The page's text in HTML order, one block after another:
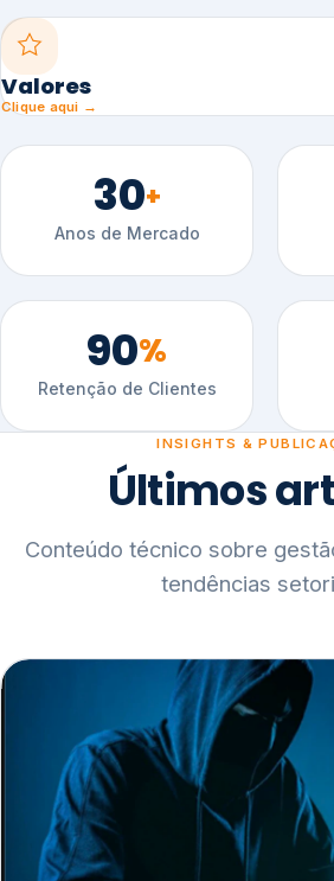
Valores
Clique aqui →
30+
Anos de Mercado
90%
Retenção de Clientes
INSIGHTS &
Últimos
Conteúdo técnico sobre
tendências